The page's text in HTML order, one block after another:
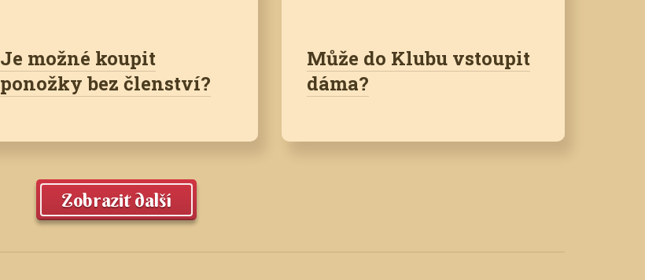
Je možné koupit
ponožky bez členství?
Může do Klubu vstoupit
dáma?
Zobrazit další